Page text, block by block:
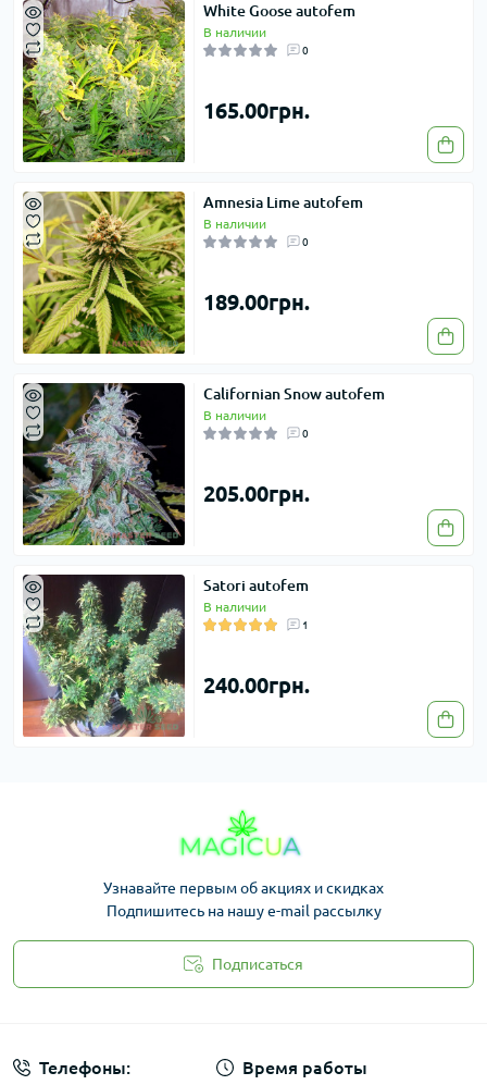
White Goose autofem
В наличии
0
165.00грн.
Amnesia Lime autofem
В наличии
0
189.00грн.
Californian Snow autofem
В наличии
0
205.00грн.
Satori autofem
В наличии
1
240.00грн.
Узнавайте первым об акциях и скидках
Подпишитесь на нашу e-mail рассылку
Подписаться
Телефоны: Время работы